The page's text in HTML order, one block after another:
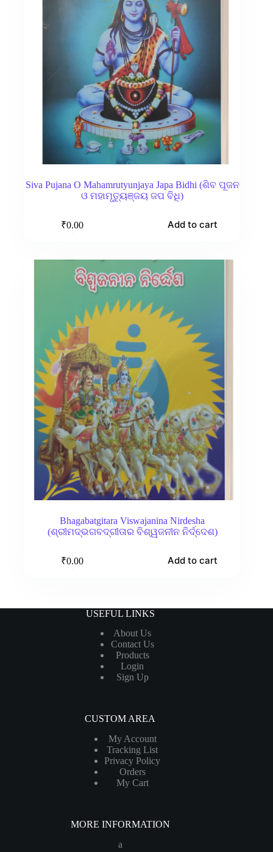
Siva Pujana O Mahamrutyunjaya Japa Bidhi (ଶିବ ପୂଜନ
ଓ ମହାମୃତ୍ୟୁଞ୍ଜୟ ଜପ ବିଧି)
₹0.00 Add to cart
Bhagabatgitara Viswajanina Nirdesha
(ଶ୍ରୀମଦ୍‌ଭଗବଦ୍‌ଗୀତାର ବିଶ୍ୱଜନୀନ ନିର୍ଦ୍ଦେଶ)
₹0.00 Add to cart
USEFUL LINKS
About Us
Contact Us
Products
Login
Sign Up
CUSTOM AREA
My Account
Tracking List
Privacy Policy
Orders
My Cart
MORE INFORMATION
a